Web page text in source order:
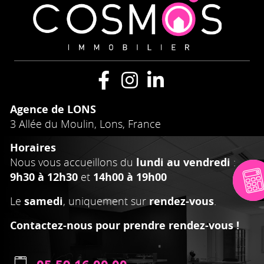
Agence de LONS
3 Allée du Moulin, Lons, France
Horaires
Nous vous accueillons du lundi au vendredi :
9h30 à 12h30 et 14h00 à 19h00
Le samedi, uniquement sur rendez-vous
Contactez-nous pour prendre rendez-vous !